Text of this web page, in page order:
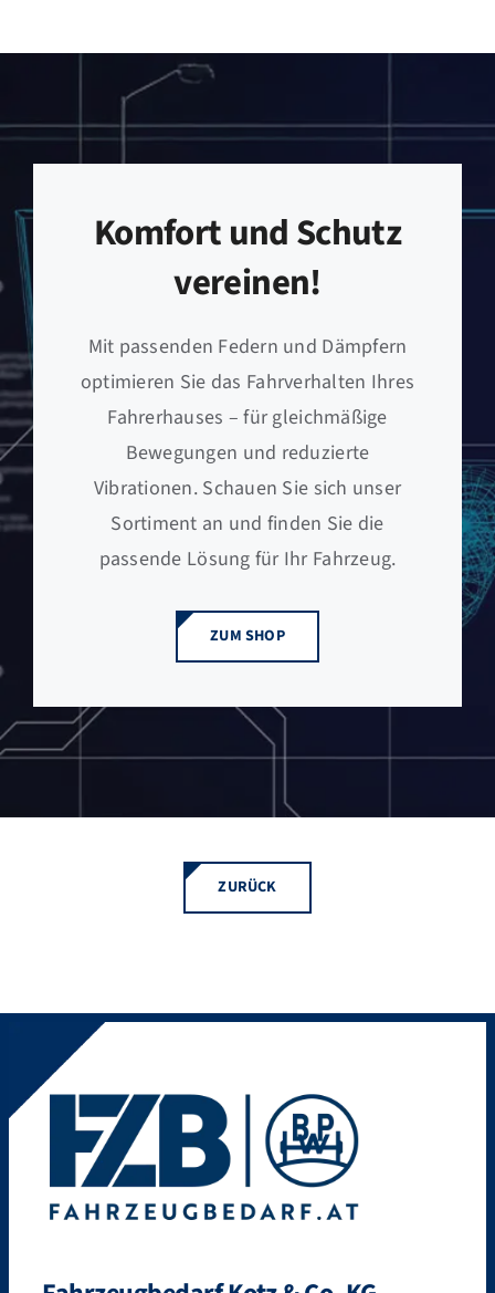
Komfort und Schutz
vereinen!
Mit passenden Federn und Dämpfern
optimieren Sie das Fahrverhalten Ihres
Fahrerhauses – für gleichmäßige
Bewegungen und reduzierte
Vibrationen. Schauen Sie sich unser
Sortiment an und finden Sie die
passende Lösung für Ihr Fahrzeug.
ZUM SHOP
ZURÜCK